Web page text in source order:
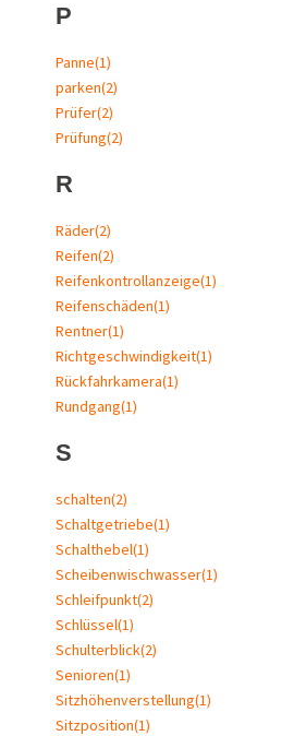
P
Panne(1)
parken(2)
Prüfer(2)
Prüfung(2)
R
Räder(2)
Reifen(2)
Reifenkontrollanzeige(1)
Reifenschäden(1)
Rentner(1)
Richtgeschwindigkeit(1)
Rückfahrkamera(1)
Rundgang(1)
S
schalten(2)
Schaltgetriebe(1)
Schalthebel(1)
Scheibenwischwasser(1)
Schleifpunkt(2)
Schlüssel(1)
Schulterblick(2)
Senioren(1)
Sitzhöhenverstellung(1)
Sitzposition(1)